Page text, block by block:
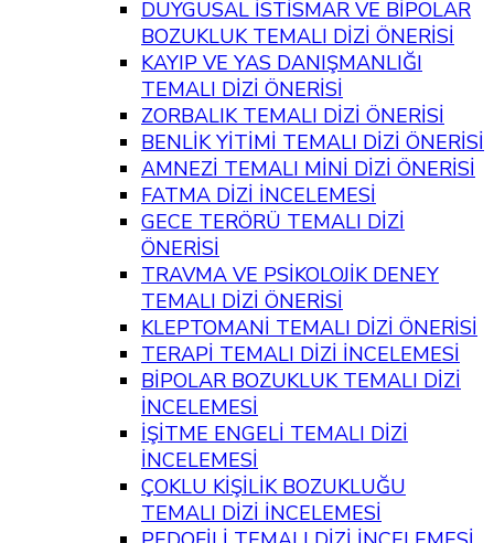
DUYGUSAL İSTİSMAR VE BİPOLAR
BOZUKLUK TEMALI DİZİ ÖNERİSİ
KAYIP VE YAS DANIŞMANLIĞI
TEMALI DİZİ ÖNERİSİ
ZORBALIK TEMALI DİZİ ÖNERİSİ
BENLİK YİTİMİ TEMALI DİZİ ÖNERİSİ
AMNEZİ TEMALI MİNİ DİZİ ÖNERİSİ
FATMA DİZİ İNCELEMESİ
GECE TERÖRÜ TEMALI DİZİ
ÖNERİSİ
TRAVMA VE PSİKOLOJİK DENEY
TEMALI DİZİ ÖNERİSİ
KLEPTOMANİ TEMALI DİZİ ÖNERİSİ
TERAPİ TEMALI DİZİ İNCELEMESİ
BİPOLAR BOZUKLUK TEMALI DİZİ
İNCELEMESİ
İŞİTME ENGELİ TEMALI DİZİ
İNCELEMESİ
ÇOKLU KİŞİLİK BOZUKLUĞU
TEMALI DİZİ İNCELEMESİ